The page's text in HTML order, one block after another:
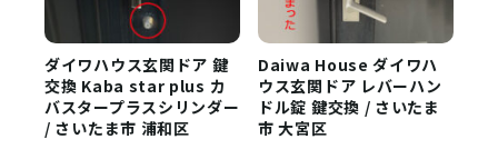
ダイワハウス玄関ドア 鍵
交換 Kaba star plus カ
バスタープラスシリンダー
/ さいたま市 浦和区
Daiwa House ダイワハ
ウス玄関ドア レバーハン
ドル錠 鍵交換 / さいたま
市 大宮区